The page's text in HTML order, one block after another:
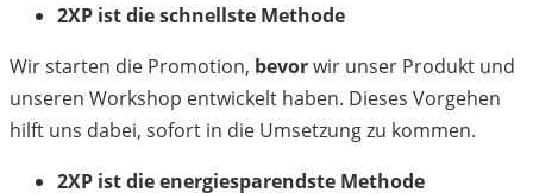
2XP ist die schnellste Methode
Wir starten die Promotion, bevorwir unser Produkt und
unseren Workshop entwickelt haben. Dieses Vorgehen
hilft uns dabei, sofort in die Umsetzung zu kommen.
2XP ist die energiesparendste Methode